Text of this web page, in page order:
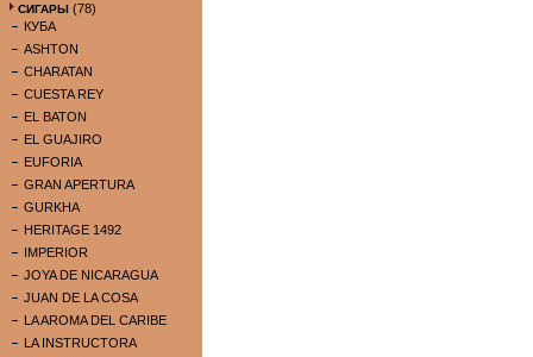
СИГАРЫ (78)
КУБА
ASHTON
CHARATAN
CUESTA REY
EL BATON
EL GUAJIRO
EUFORIA
GRAN APERTURA
GURKHA
HERITAGE 1492
IMPERIOR
JOYA DE NICARAGUA
JUAN DE LA COSA
LA AROMA DEL CARIBE
LA INSTRUCTORA